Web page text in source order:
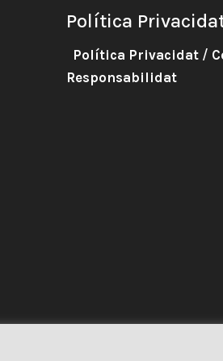
Política
Política Privacidat/
Responsabilidat